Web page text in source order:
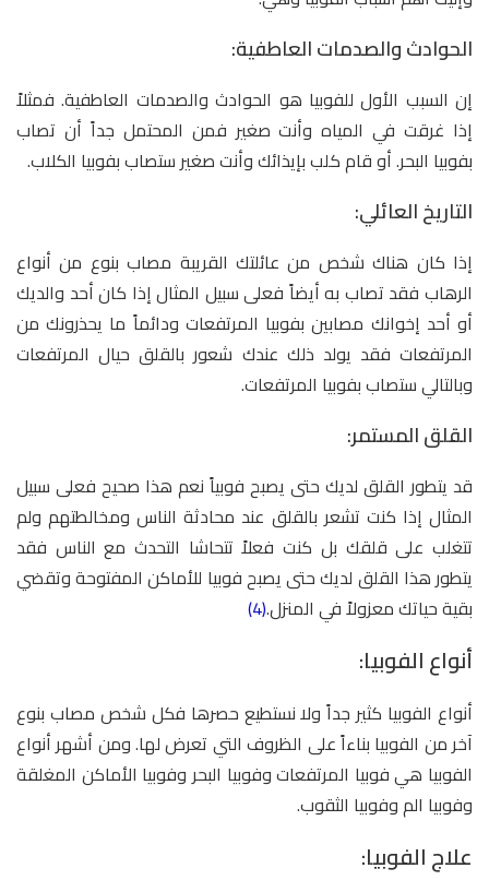
الحوادث والصدمات العاطفية:
إن السبب الأول للفوبيا هو الحوادث والصدمات العاطفية. فمثلاً
إذا غرقت في المياه وأنت صغير فمن المحتمل جداً أن تصاب
بفوبيا البحر. أو قام كلب بإيذائك وأنت صغير ستصاب بفوبيا الكلاب.
التاريخ العائلي:
إذا كان هناك شخص من عائلتك القريبة مصاب بنوع من أنواع
الرهاب فقد تصاب به أيضاً فعلى سبيل المثال إذا كان أحد والديك
أو أحد إخوانك مصابين بفوبيا المرتفعات ودائماً ما يحذرونك من
المرتفعات فقد يولد ذلك عندك شعور بالقلق حيال المرتفعات
وبالتالي ستصاب بفوبيا المرتفعات.
القلق المستمر:
قد يتطور القلق لديك حتى يصبح فوبياً نعم هذا صحيح فعلى سبيل
المثال إذا كنت تشعر بالقلق عند محادثة الناس ومخالطتهم ولم
تتغلب على قلقك بل كنت فعلاً تتحاشا التحدث مع الناس فقد
يتطور هذا القلق لديك حتى يصبح فوبيا للأماكن المفتوحة وتقضي
بقية حياتك معزولاً في المنزل.(4)
أنواع الفوبيا:
أنواع الفوبيا كثير جداً ولا نستطيع حصرها فكل شخص مصاب بنوع
آخر من الفوبيا بناءاً على الظروف التي تعرض لها. ومن أشهر أنواع
الفوبيا هي فوبيا المرتفعات وفوبيا البحر وفوبيا الأماكن المغلقة
وفوبيا الم وفوبيا الثقوب.
علاج الفوبيا: